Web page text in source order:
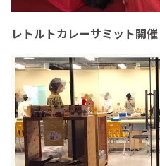
レトルトカレーサミット開催